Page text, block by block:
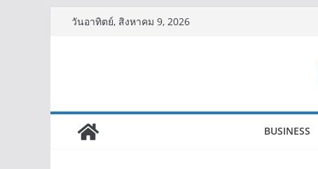
วันอาทิตย์, สิงหาคม 9, 2026
BUSINESS